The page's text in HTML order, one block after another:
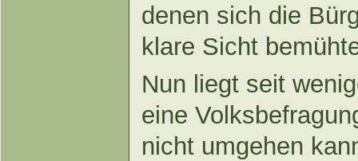
denen sich die
klare Sicht
Nun liegt seit
eine
nicht umgehen